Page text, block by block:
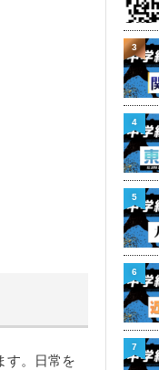
す。日常を
3
4
5
6
7